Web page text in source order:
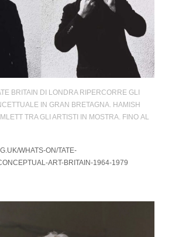
BRITAIN DI LONDRA RIPERCORRE GLI
IN GRAN BRETAGNA. HAMISH
TRA GLI ARTISTI IN MOSTRA. FINO AL
WHATS-ON/TATE-
ART-BRITAIN-1964-1979